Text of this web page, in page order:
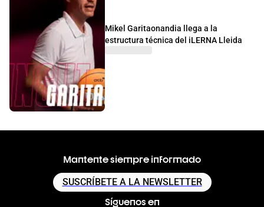
Mikel Garitaonandia llega a la
estructura técnica del iLERNA Lleida
Mantente siempre informado
SUSCRÍBETE A LA NEWSLETTER
Síguenos en